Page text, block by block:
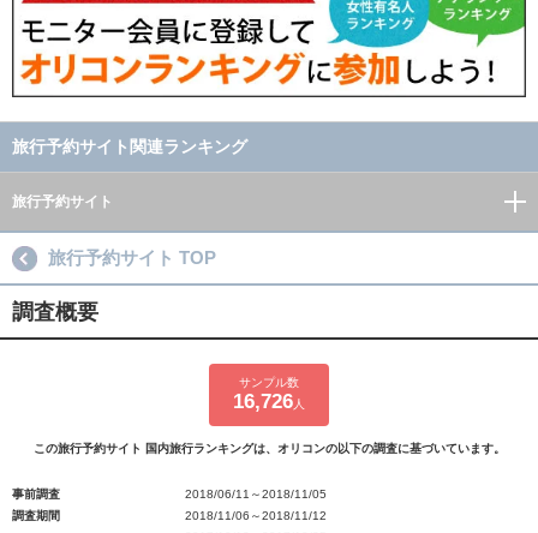
旅行予約サイト関連ランキング
旅行予約サイト
旅行予約サイト TOP
調査概要
サンプル数
16,726 人
この旅行予約サイト 国内旅行ランキングは、オリコンの以下の調査に基づいています。
事前調査
2018/06/11～2018/11/05
調査期間
2018/11/06～2018/11/12